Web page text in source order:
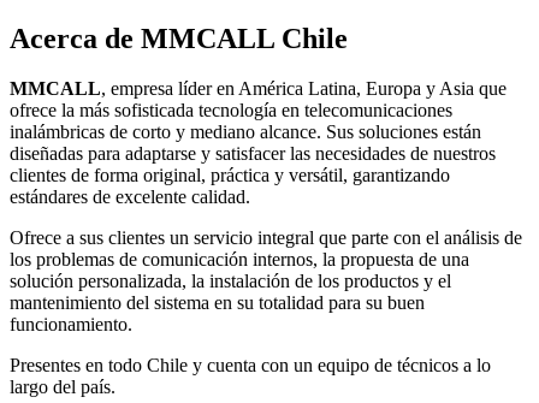
Acerca de MMCALL Chile
MMCALL, empresa líder en América Latina, Europa y Asia que
ofrece la más sofisticada tecnología en telecomunicaciones
inalámbricas de corto y mediano alcance. Sus soluciones están
diseñadas para adaptarse y satisfacer las necesidades de nuestros
clientes de forma original, práctica y versátil, garantizando
estándares de excelente calidad.
Ofrece a sus clientes un servicio integral que parte con el análisis de
los problemas de comunicación internos, la propuesta de una
solución personalizada, la instalación de los productos y el
mantenimiento del sistema en su totalidad para su buen
funcionamiento.
Presentes en todo Chile y cuenta con un equipo de técnicos a lo
largo del país.